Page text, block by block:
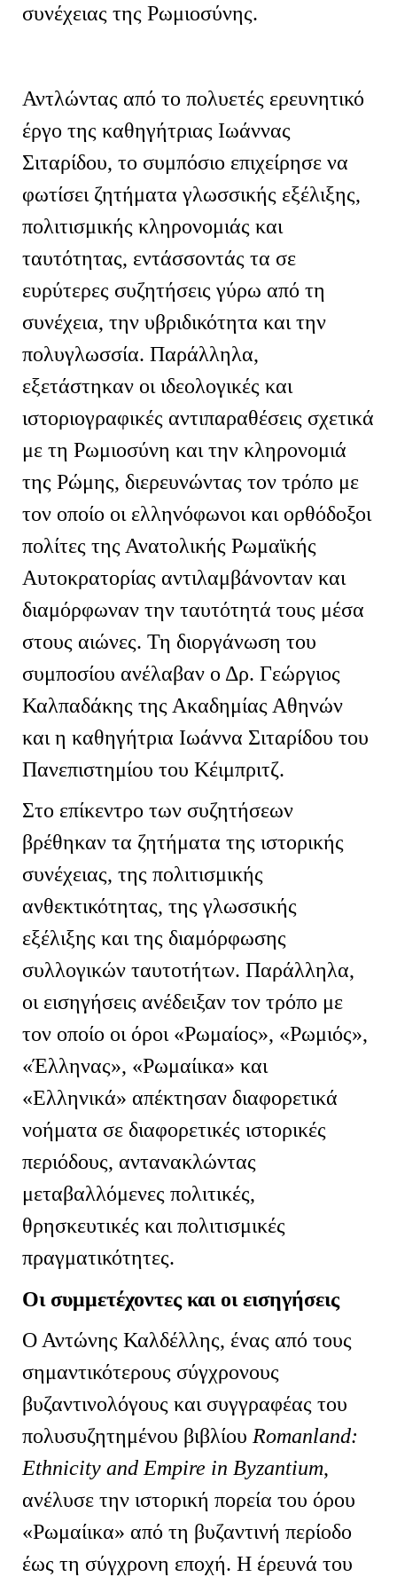
συνέχειας της Ρωμιοσύνης.
Αντλώντας από το πολυετές ερευνητικό
έργο της καθηγήτριας Ιωάννας
Σιταρίδου, το συμπόσιο επιχείρησε να
φωτίσει ζητήματα γλωσσικής εξέλιξης,
πολιτισμικής κληρονομιάς και
ταυτότητας, εντάσσοντάς τα σε
ευρύτερες συζητήσεις γύρω από τη
συνέχεια, την υβριδικότητα και την
πολυγλωσσία. Παράλληλα,
εξετάστηκαν οι ιδεολογικές και
ιστοριογραφικές αντιπαραθέσεις σχετικά
με τη Ρωμιοσύνη και την κληρονομιά
της Ρώμης, διερευνώντας τον τρόπο με
τον οποίο οι ελληνόφωνοι και ορθόδοξοι
πολίτες της Ανατολικής Ρωμαϊκής
Αυτοκρατορίας αντιλαμβάνονταν και
διαμόρφωναν την ταυτότητά τους μέσα
στους αιώνες. Τη διοργάνωση του
συμποσίου ανέλαβαν ο Δρ. Γεώργιος
Καλπαδάκης της Ακαδημίας Αθηνών
και η καθηγήτρια Ιωάννα Σιταρίδου του
Πανεπιστημίου του Κέιμπριτζ.
Στο επίκεντρο των συζητήσεων
βρέθηκαν τα ζητήματα της ιστορικής
συνέχειας, της πολιτισμικής
ανθεκτικότητας, της γλωσσικής
εξέλιξης και της διαμόρφωσης
συλλογικών ταυτοτήτων. Παράλληλα,
οι εισηγήσεις ανέδειξαν τον τρόπο με
τον οποίο οι όροι «Ρωμαίος», «Ρωμιός»,
«Έλληνας», «Ρωμαίικα» και
«Ελληνικά» απέκτησαν διαφορετικά
νοήματα σε διαφορετικές ιστορικές
περιόδους, αντανακλώντας
μεταβαλλόμενες πολιτικές,
θρησκευτικές και πολιτισμικές
πραγματικότητες.
Οι συμμετέχοντες και οι εισηγήσεις
Ο Αντώνης Καλδέλλης, ένας από τους
σημαντικότερους σύγχρονους
βυζαντινολόγους και συγγραφέας του
πολυσυζητημένου βιβλίου Romanland:
Ethnicity and Empire in Byzantium,
ανέλυσε την ιστορική πορεία του όρου
«Ρωμαίικα» από τη βυζαντινή περίοδο
έως τη σύγχρονη εποχή. Η έρευνά του